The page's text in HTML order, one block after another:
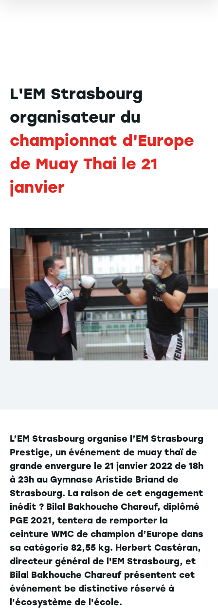
L'EM Strasbourg
organisateur du
championnat d'Europe
de Muay Thai le 21
janvier
L’EM Strasbourg organise l’EM Strasbourg
Prestige, un événement de muay thaï de
grande envergure le 21 janvier 2022 de 18h
à 23h au Gymnase Aristide Briand de
Strasbourg. La raison de cet engagement
inédit ? Bilal Bakhouche Chareuf, diplômé
PGE 2021, tentera de remporter la
ceinture WMC de champion d’Europe dans
sa catégorie 82,55 kg. Herbert Castéran,
directeur général de l'EM Strasbourg, et
Bilal Bakhouche Chareuf présentent cet
événement be distinctive réservé à
l'écosystème de l'école.